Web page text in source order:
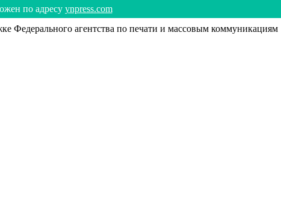
пo aдрecy ynpress.com
агентства по печати и массовым коммуникациям